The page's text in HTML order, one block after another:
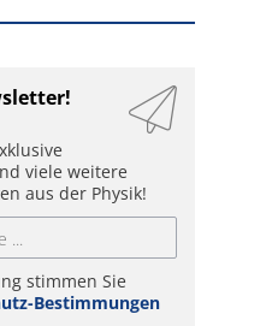
viele weitere
aus der Physik!
stimmen Sie
Bestimmungen